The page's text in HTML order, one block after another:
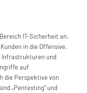
IT-Sicherheit an.
in die Offensive.
Infrastrukturen und
auf
die Perspektive von
„Pentesting“ und